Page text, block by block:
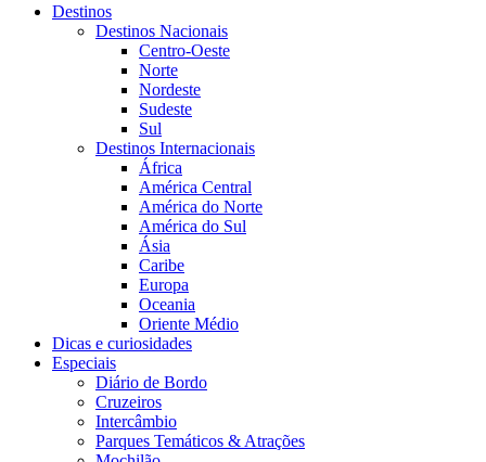
Destinos
Destinos Nacionais
Centro-Oeste
Norte
Nordeste
Sudeste
Sul
Destinos Internacionais
África
América Central
América do Norte
América do Sul
Ásia
Caribe
Europa
Oceania
Oriente Médio
Dicas e curiosidades
Especiais
Diário de Bordo
Cruzeiros
Intercâmbio
Parques Temáticos & Atrações